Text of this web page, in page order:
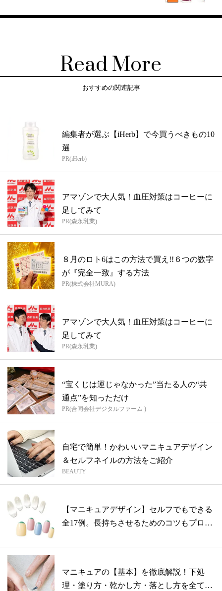
Read More
おすすめの関連記事
編集者が選ぶ【iHerb】で今買うべきもの10
選
PR(iHerb)
アマゾンで大人気！血圧対策はコーヒーに
足してみて
PR(森永乳業)
８月のロト6はこの方法で買え!!６つの数字
が『完全一致』する方法
PR(株式会社MURA)
アマゾンで大人気！血圧対策はコーヒーに
足してみて
PR(森永乳業)
“宝くじは運じゃなかった”当たる人の“共
通点”を知っただけ
PR(合同会社デジタルファーム )
自宅で簡単！かわいいマニキュアデザイン
＆セルフネイルの方法をご紹介
BEAUTY
【マニキュアデザイン】セルフでもできる
全17例。長持ちさせるためのコツもプロが
マニキュアの【基本】を徹底解説！下処
理・塗り方・乾かし方・落とし方を全てご